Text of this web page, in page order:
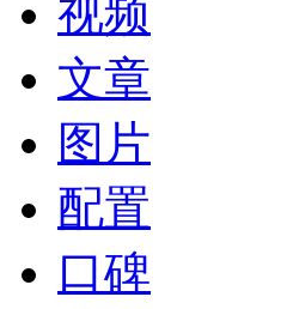
视频
文章
图片
配置
口碑